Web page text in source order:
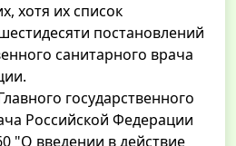
хотя их список
постановлений
санитарного врача
государственного
Российской Федерации
"О введении в действие